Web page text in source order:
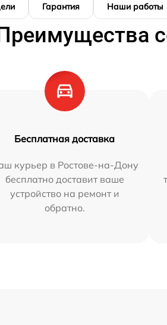
Гарантия Наши работы
Бесплатная доставка
курьер в Ростове-на-Дону
бесплатно доставит ваше
устройство на ремонт и
обратно.